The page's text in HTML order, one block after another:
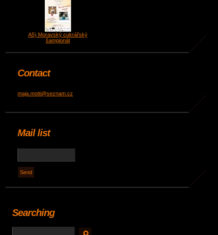
A5) Moravský cukrářský
šampionát
Contact
maja.motti@seznam.cz
Mail list
Searching